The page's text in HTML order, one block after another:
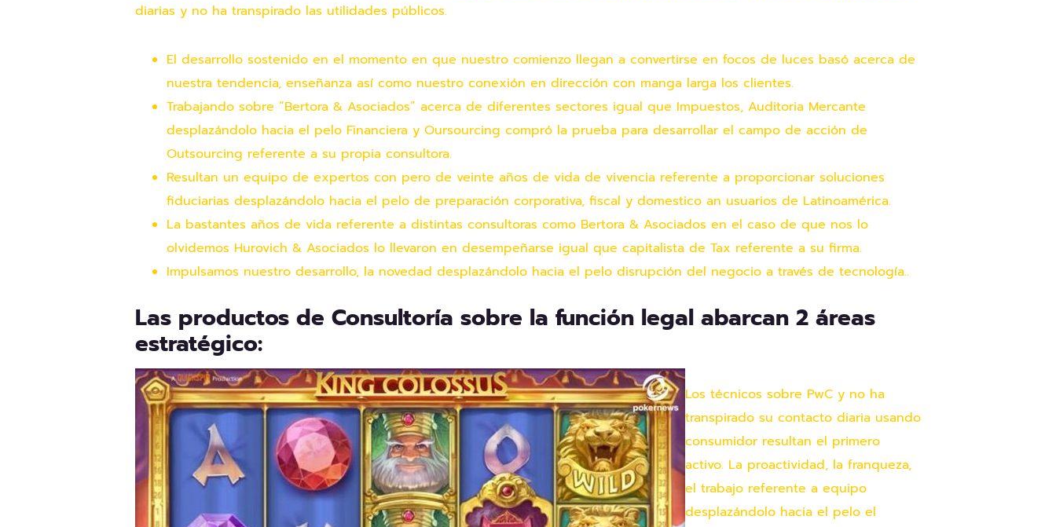
diarias y no ha transpirado las utilidades públicos.
El desarrollo sostenido en el momento en que nuestro comienzo llegan a convertirse en focos de luces basó acerca de
nuestra tendencia, enseñanza así­ como nuestro conexión en dirección con manga larga los clientes.
Trabajando sobre “Bertora & Asociados” acerca de diferentes sectores igual que Impuestos, Auditoria Mercante
desplazándolo hacia el pelo Financiera y Oursourcing compró la prueba para desarrollar el campo de acción de
Outsourcing referente a su propia consultora.
Resultan un equipo de expertos con pero de veinte años de vida de vivencia referente a proporcionar soluciones
fiduciarias desplazándolo hacia el pelo de preparación corporativa, fiscal y domestico an usuarios de Latinoamérica.
La bastantes años de vida referente a distintas consultoras como Bertora & Asociados en el caso de que nos lo
olvidemos Hurovich & Asociados lo llevaron en desempeñarse igual que capitalista de Tax referente a su firma.
Impulsamos nuestro desarrollo, la novedad desplazándolo hacia el pelo disrupción del negocio a través de tecnología..
Las productos de Consultoría sobre la función legal abarcan 2 áreas
estratégico:
Los técnicos sobre PwC y no ha
transpirado su contacto diaria usando
consumidor resultan el primero
activo. La proactividad, la franqueza,
el trabajo referente a equipo
desplazándolo hacia el pelo el